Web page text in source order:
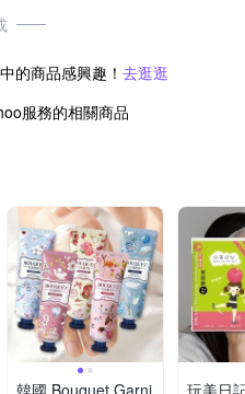
的商品感興趣！ 去逛逛
服務的相關商品